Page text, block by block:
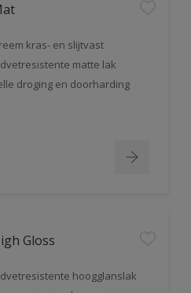
kras- en slijtvast
matte lak
droging en doorharding
Gloss
hoogglanslak